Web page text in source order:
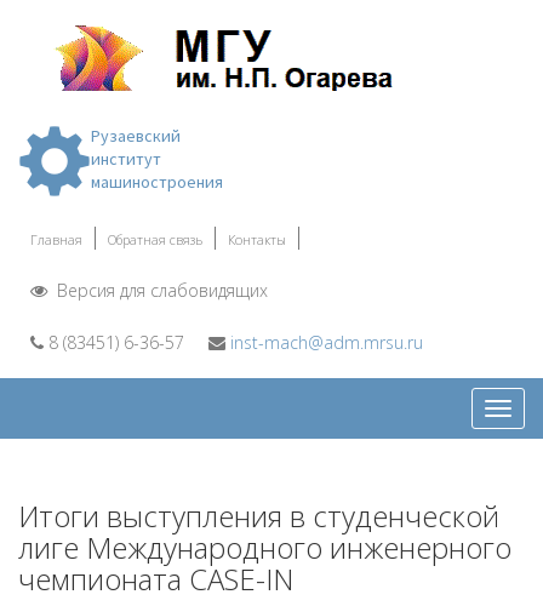
Рузаевский
институт
машиностроения
Главная Обратная связь Контакты
Версия для слабовидящих
8 (83451) 6-36-57 inst-mach@adm.mrsu.ru
меню
Итоги выступления в студенческой
лиге Международного инженерного
чемпионата CASE-IN